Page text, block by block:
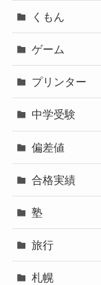
くもん
ゲーム
プリンター
中学受験
偏差値
合格実績
塾
旅行
札幌